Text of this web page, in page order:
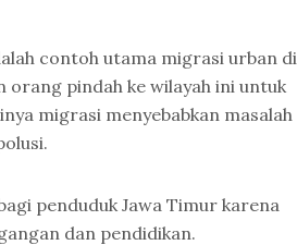
contoh utama migrasi urban di
orang pindah ke wilayah ini untuk
migrasi menyebabkan masalah
penduduk Jawa Timur karena
dan pendidikan.